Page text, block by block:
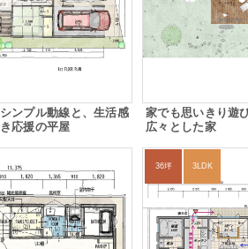
ンプル動線と、生活感
応援の平屋
家でも思いきり遊
広々とした家
36坪 3LDK